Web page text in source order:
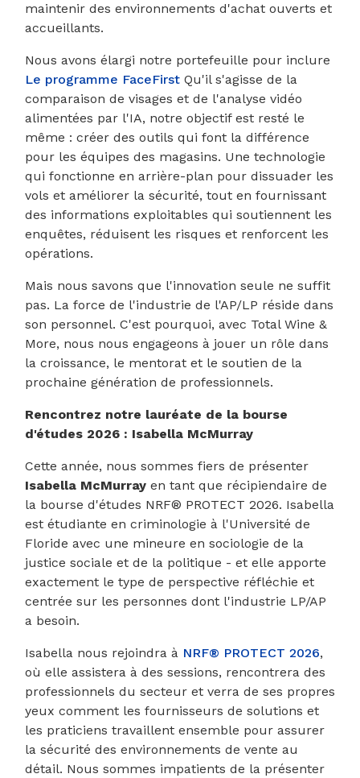
maintenir des environnements d'achat ouverts et
accueillants.
Nous avons élargi notre portefeuille pour inclure
Le programme FaceFirst Qu'il s'agisse de la
comparaison de visages et de l'analyse vidéo
alimentées par l'IA, notre objectif est resté le
même : créer des outils qui font la différence
pour les équipes des magasins. Une technologie
qui fonctionne en arrière-plan pour dissuader les
vols et améliorer la sécurité, tout en fournissant
des informations exploitables qui soutiennent les
enquêtes, réduisent les risques et renforcent les
opérations.
Mais nous savons que l'innovation seule ne suffit
pas. La force de l'industrie de l'AP/LP réside dans
son personnel. C'est pourquoi, avec Total Wine &
More, nous nous engageons à jouer un rôle dans
la croissance, le mentorat et le soutien de la
prochaine génération de professionnels.
Rencontrez notre lauréate de la bourse
d'études 2026 : Isabella McMurray
Cette année, nous sommes fiers de présenter
Isabella McMurray en tant que récipiendaire de
la bourse d'études NRF® PROTECT 2026. Isabella
est étudiante en criminologie à l'Université de
Floride avec une mineure en sociologie de la
justice sociale et de la politique - et elle apporte
exactement le type de perspective réfléchie et
centrée sur les personnes dont l'industrie LP/AP
a besoin.
Isabella nous rejoindra à NRF® PROTECT 2026,
où elle assistera à des sessions, rencontrera des
professionnels du secteur et verra de ses propres
yeux comment les fournisseurs de solutions et
les praticiens travaillent ensemble pour assurer
la sécurité des environnements de vente au
détail. Nous sommes impatients de la présenter